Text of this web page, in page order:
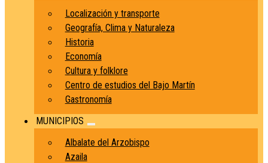
Localización y transporte
Geografía, Clima y Naturaleza
Historia
Economía
Cultura y folklore
Centro de estudios del Bajo Martín
Gastronomía
MUNICIPIOS
Albalate del Arzobispo
Azaila